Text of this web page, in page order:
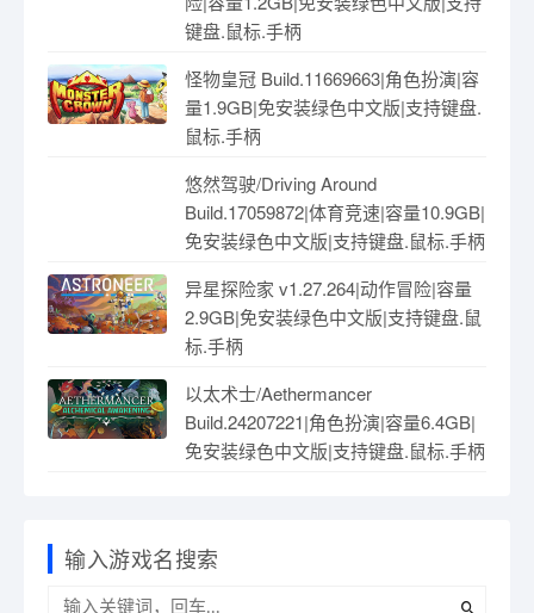
键盘.鼠标.手柄
怪物皇冠 Build.11669663|角色扮演|容
量1.9GB|免安装绿色中文版|支持键盘.
鼠标.手柄
悠然驾驶/Driving Around
Build.17059872|体育竞速|容量10.9GB|
免安装绿色中文版|支持键盘.鼠标.手柄
异星探险家 v1.27.264|动作冒险|容量
2.9GB|免安装绿色中文版|支持键盘.鼠
标.手柄
以太术士/Aethermancer
Build.24207221|角色扮演|容量6.4GB|
免安装绿色中文版|支持键盘.鼠标.手柄
输入游戏名搜索